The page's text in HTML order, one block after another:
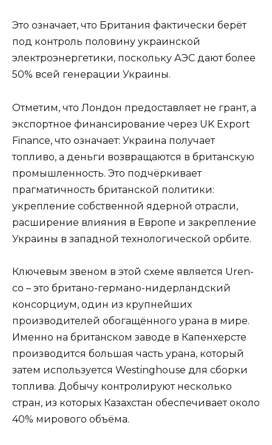
Это означает, что Британия фактически берёт
под контроль половину украинской
электроэнергетики, поскольку АЭС дают более
50% всей генерации Украины.
Отметим, что Лондон предоставляет не грант, а
экспортное финансирование через UK Export
Finance, что означает: Украина получает
топливо, а деньги возвращаются в британскую
промышленность. Это подчёркивает
прагматичность британской политики:
укрепление собственной ядерной отрасли,
расширение влияния в Европе и закрепление
Украины в западной технологической орбите.
Ключевым звеном в этой схеме является Ure­n­
co – это британо-германо-нидерландский
консорциум, один из крупнейших
производителей обогащённого урана в мире.
Именно на британском заводе в Капенхерсте
производится большая часть урана, который
затем используется West­ing­house для сборки
топлива. Добычу контролируют несколько
стран, из которых Казахстан обеспечивает около
40% мирового объёма.